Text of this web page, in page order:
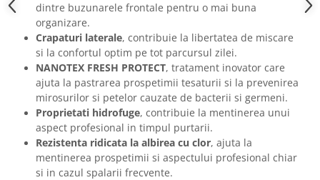
dintre buzunarele frontale pentru o mai buna
organizare.
Crapaturi laterale, contribuie la libertatea de miscare
si la confortul optim pe tot parcursul zilei.
NANOTEX FRESH PROTECT, tratament inovator care
ajuta la pastrarea prospetimii tesaturii si la prevenirea
mirosurilor si petelor cauzate de bacterii si germeni.
Proprietati hidrofuge, contribuie la mentinerea unui
aspect profesional in timpul purtarii.
Rezistenta ridicata la albirea cu clor, ajuta la
mentinerea prospetimii si aspectului profesional chiar
si in cazul spalarii frecvente.